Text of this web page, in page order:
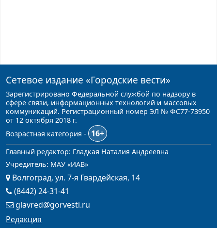
Сетевое издание «Городские вести»
Зарегистрировано Федеральной службой по надзору в
сфере связи, информационных технологий и массовых
коммуникаций. Регистрационный номер ЭЛ № ФС77-73950
от 12 октября 2018 г.
Возрастная категория -
16+
Главный редактор: Гладкая Наталия Андреевна
Учредитель: МАУ «ИАВ»
Волгоград, ул. 7-я Гвардейская, 14
(8442) 24-31-41
glavred@gorvesti.ru
Редакция